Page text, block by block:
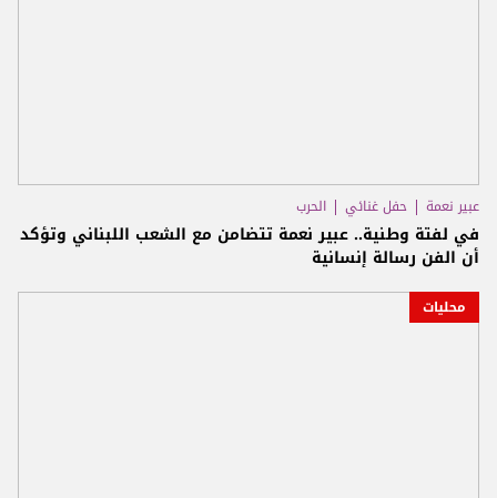
عبير نعمة حفل غنائي الحرب
في لفتة وطنية.. عبير نعمة تتضامن مع الشعب اللبناني وتؤكد
أن الفن رسالة إنسانية
محليات